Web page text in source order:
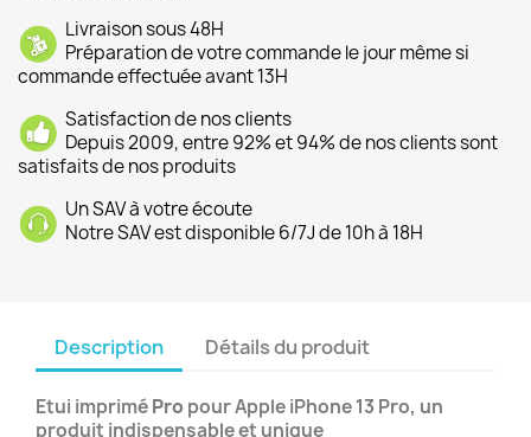
Livraison sous 48H
Préparation de votre commande le jour même si
commande effectuée avant 13H
Satisfaction de nos clients
Depuis 2009, entre 92% et 94% de nos clients sont
satisfaits de nos produits
Un SAV à votre écoute
Notre SAV est disponible 6/7J de 10h à 18H
Description Détails du produit
Etui impriméPro pour Apple iPhone 13 Pro, un
produit indispensable et unique